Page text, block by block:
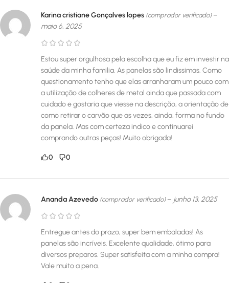
Karina cristiane Gonçalves lopes (comprador verificado) –
maio 6, 2025
Estou super orgulhosa pela escolha que eu fiz em investir na
saúde da minha familia. As panelas são lindissimas. Como
questionamento tenho que elas arranharam um pouco com
a utilização de colheres de metal ainda que passada com
cuidado e gostaria que viesse na descrição, a orientação de
como retirar o carvão que as vezes, ainda, forma no fundo
da panela. Mas com certeza indico e continuarei
comprando outras peças! Muito obrigada!
0 0
Ananda Azevedo (comprador verificado) – junho 13, 2025
Entregue antes do prazo, super bem embaladas! As
panelas são incríveis. Excelente qualidade, ótimo para
diversos preparos. Super satisfeita com a minha compra!
Vale muito a pena.